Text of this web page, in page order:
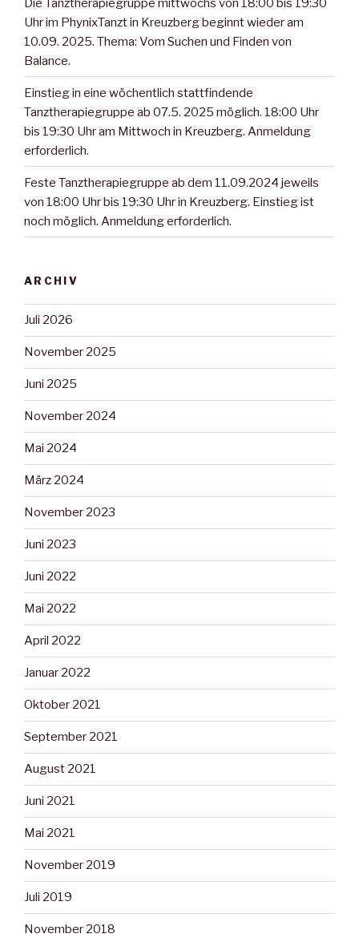
Uhr im PhynixTanzt in Kreuzberg beginnt wieder am
10.09. 2025. Thema: Vom Suchen und Finden von
Balance.
Einstieg in eine wöchentlich stattfindende
Tanztherapiegruppe ab 07.5. 2025 möglich. 18:00 Uhr
bis 19:30 Uhr am Mittwoch in Kreuzberg. Anmeldung
erforderlich.
Feste Tanztherapiegruppe ab dem 11.09.2024 jeweils
von 18:00 Uhr bis 19:30 Uhr in Kreuzberg. Einstieg ist
noch möglich. Anmeldung erforderlich.
ARCHIV
Juli 2026
November 2025
Juni 2025
November 2024
Mai 2024
März 2024
November 2023
Juni 2023
Juni 2022
Mai 2022
April 2022
Januar 2022
Oktober 2021
September 2021
August 2021
Juni 2021
Mai 2021
November 2019
Juli 2019
November 2018